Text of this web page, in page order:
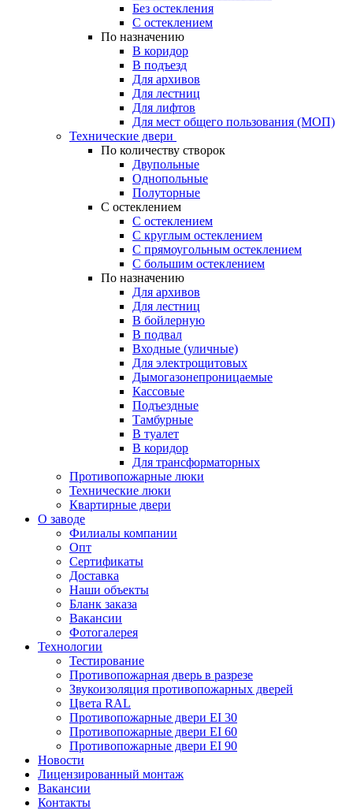
Без остекления
С остеклением
По назначению
В коридор
В подъезд
Для архивов
Для лестниц
Для лифтов
Для мест общего пользования (МОП)
Технические двери
По количеству створок
Двупольные
Однопольные
Полуторные
С остеклением
С остеклением
С круглым остеклением
С прямоугольным остеклением
С большим остеклением
По назначению
Для архивов
Для лестниц
В бойлерную
В подвал
Входные (уличные)
Для электрощитовых
Дымогазонепроницаемые
Кассовые
Подъездные
Тамбурные
В туалет
В коридор
Для трансформаторных
Противопожарные люки
Технические люки
Квартирные двери
О заводе
Филиалы компании
Опт
Сертификаты
Доставка
Наши объекты
Бланк заказа
Вакансии
Фотогалерея
Технологии
Тестирование
Противопожарная дверь в разрезе
Звукоизоляция противопожарных дверей
Цвета RAL
Противопожарные двери EI 30
Противопожарные двери EI 60
Противопожарные двери EI 90
Новости
Лицензированный монтаж
Вакансии
Контакты